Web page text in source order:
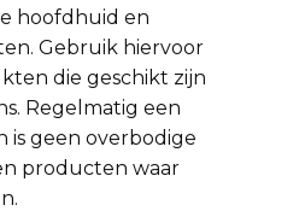
hoofdhuid en
Gebruik hiervoor
die geschikt zijn
Regelmatig een
is geen overbodige
producten waar